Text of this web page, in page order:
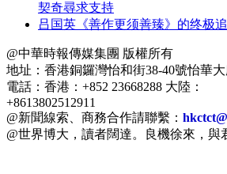
契奇尋求支持
吕国英《善作更须善臻》的终极
@中華時報傳媒集團 版權所有
地址：香港銅鑼灣怡和街38-40號怡華
電話：香港：+852 23668288 大陸：
+8613802512911
@新聞線索、商務合作請聯繫：
@世界博大，讀者闊達。良機徐來，與